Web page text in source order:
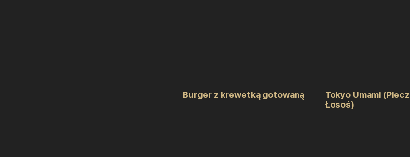
Burger z krewetką gotowaną
Tokyo Umami
Łosoś)